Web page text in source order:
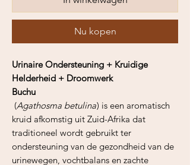
Nu kopen
Urinaire Ondersteuning + Kruidige
Helderheid + Droomwerk
Buchu
(Agathosma betulina) is een aromatisch
kruid afkomstig uit Zuid-Afrika dat
traditioneel wordt gebruikt ter
ondersteuning van de gezondheid van de
urinewegen, vochtbalans en zachte